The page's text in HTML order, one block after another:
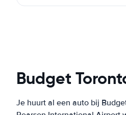
Budget
Je huurt al een auto bij